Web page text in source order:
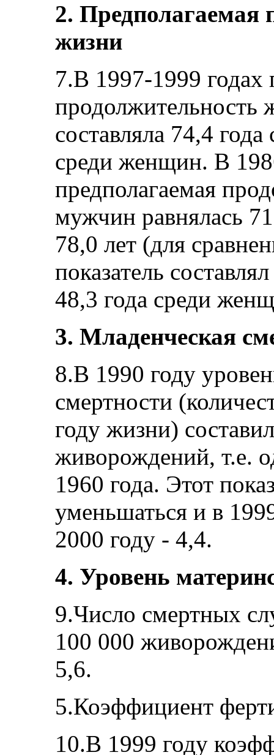
2. Предполагаемая
жизни
7.В 1997-1999 годах
продолжительность
составляла 74,4
среди женщин. В
предполагаемая
мужчин равнялась
78,0 лет (для
показатель
48,3 года среди
3. Младенческая
8.В 1990 году
смертности
году жизни)
живорождений, т.е.
1960 года. Этот
уменьшаться и в
2000 году - 4,4.
4. Уровень
9.Число смертных
100 000
5,6.
5.Коэффициент
10.В 1999 году